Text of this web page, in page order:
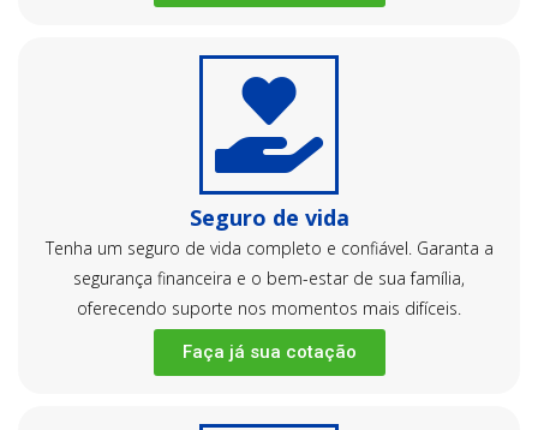
Seguro de vida
Tenha um seguro de vida completo e confiável. Garanta a
segurança financeira e o bem-estar de sua família,
oferecendo suporte nos momentos mais difíceis.
Faça já sua cotação